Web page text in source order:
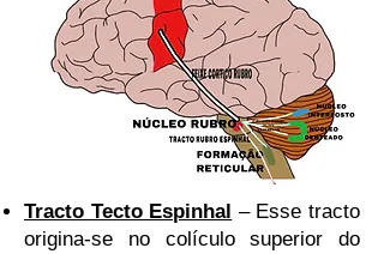
Tracto Tecto Espinhal – Esse tracto
origina-se no colículo superior do